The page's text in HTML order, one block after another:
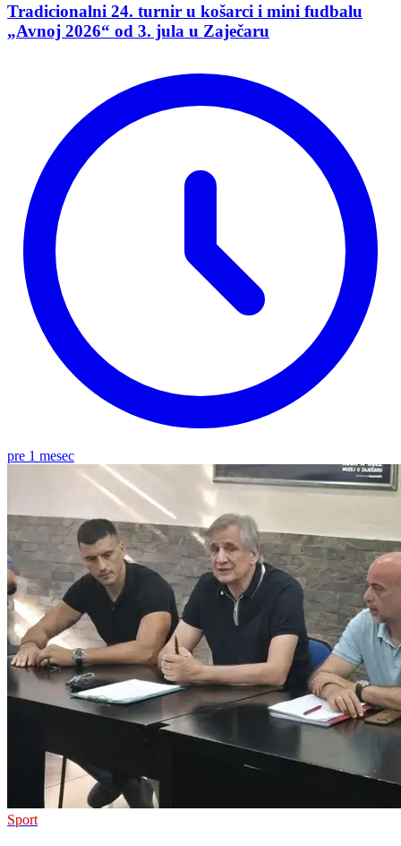
Tradicionalni 24. turnir u košarci i mini fudbalu
„Avnoj 2026“ od 3. jula u Zaječaru
pre 1 mesec
Sport